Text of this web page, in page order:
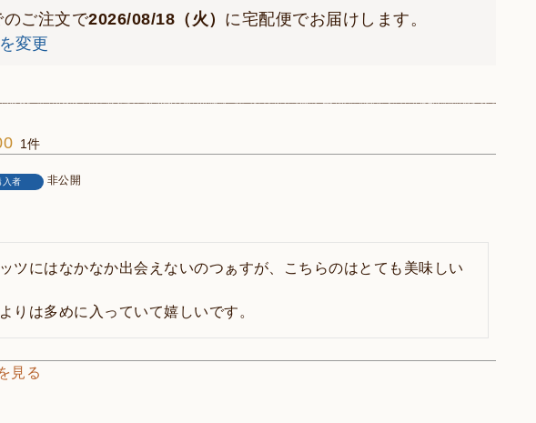
のご注文で2026/08/18（火） に宅配便でお届けします。
変更
1
入者
非公開
ツにはなかなか出会えないのつぁすが、こちらのはとても美味しい
りは多めに入っていて嬉しいです。
見る